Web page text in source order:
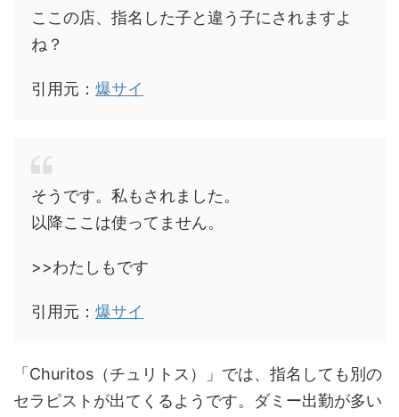
ここの店、指名した子と違う子にされますよ
ね？
引用元： 爆サイ
そうです。私もされました。
以降ここは使ってません。
>>わたしもです
引用元： 爆サイ
「Churitos（チュリトス）」では、指名しても別の
セラピストが出てくるようです。ダミー出勤が多い